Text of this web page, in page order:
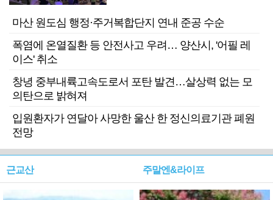
마산 원도심 행정·주거복합단지 연내 준공 수순
폭염에 온열질환 등 안전사고 우려… 양산시, '어필 레
이스' 취소
창녕 중부내륙고속도로서 포탄 발견…살상력 없는 모
의탄으로 밝혀져
입원환자가 연달아 사망한 울산 한 정신의료기관 폐원
전망
근교산 주말엔&라이프